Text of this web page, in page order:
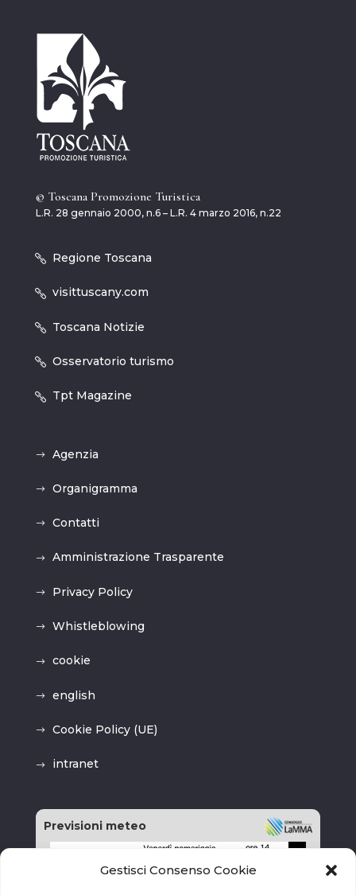
Gestisci Consenso Cookie
© Toscana Promozione Turistica
L.R. 28 gennaio 2000, n.6 – L.R. 4 marzo 2016, n.22
Regione Toscana
visittuscany.com
Toscana Notizie
Osservatorio turismo
Tpt Magazine
Agenzia
Organigramma
Contatti
Amministrazione Trasparente
Privacy Policy
Whistleblowing
cookie
english
Cookie Policy (UE)
intranet
Previsioni meteo